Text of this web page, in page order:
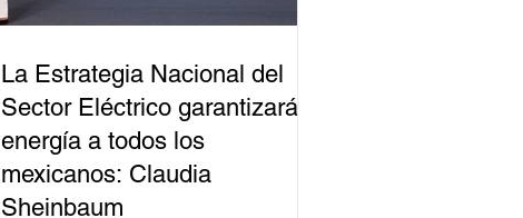
La Estrategia Nacional del
Sector Eléctrico garantizará
energía a todos los
mexicanos: Claudia
Sheinbaum